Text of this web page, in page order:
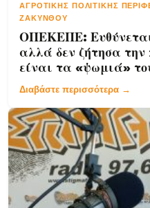
ΑΓΡΟΤΙΚΉΣ ΠΟΛΙΤΙΚΉΣ
ΖΑΚΎΝΘΟΥ
ΟΠΕΚΕΠΕ:
αλλά δεν ζήτησα
είναι τα «ψωμιά»
Διαβάστε περισσότερα →